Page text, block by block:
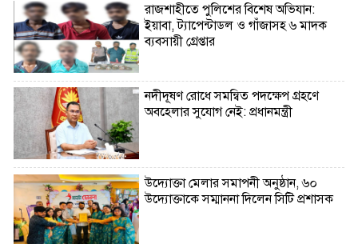
রাজশাহীতে পুলিশের বিশেষ অভিযান:
ইয়াবা, ট্যাপেন্টাডল ও গাঁজাসহ ৬ মাদক
ব্যবসায়ী গ্রেপ্তার
নদীদূষণ রোধে সমন্বিত পদক্ষেপ গ্রহণে
অবহেলার সুযোগ নেই: প্রধানমন্ত্রী
উদ্যোক্তা মেলার সমাপনী অনুষ্ঠান, ৬০
উদ্যোক্তাকে সম্মাননা দিলেন সিটি প্রশাসক